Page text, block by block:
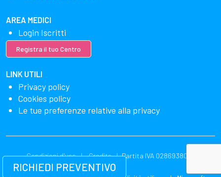
AREA MEDICI
Login Iscritti
Registra il tuo Centro
LINK UTILI
Privacy policy
Cookies policy
Le tue preferenze relative alla privacy
Condizioni d'uso Credits Partita IVA 02869380549
RICHIEDI PREVENTIVO